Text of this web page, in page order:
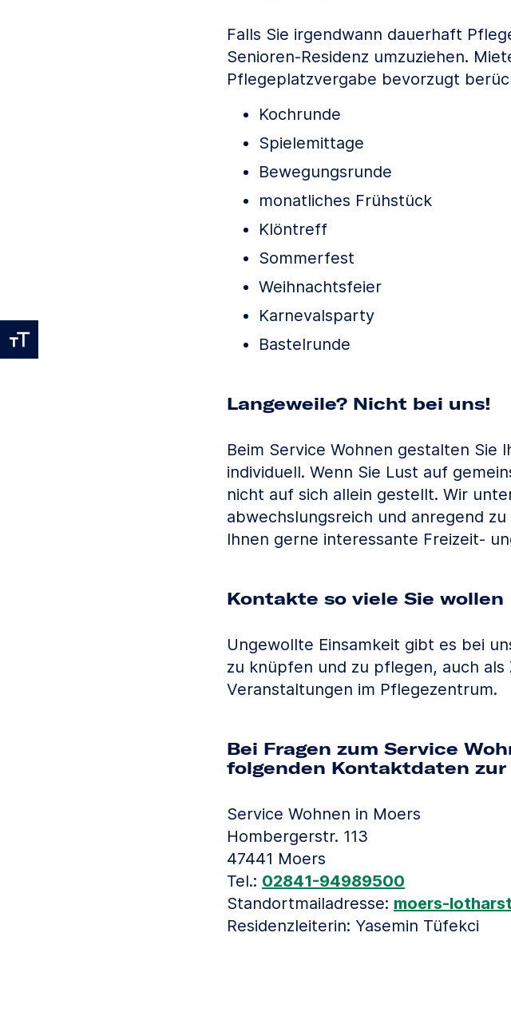
Falls Sie irgendwann dauerhaft
Senioren-Residenz umzuziehen.
Pflegeplatzvergabe bevorzugt
Kochrunde
Spielemittage
Bewegungsrunde
monatliches Frühstück
Klöntreff
Sommerfest
Weihnachtsfeier
Karnevalsparty
Bastelrunde
Langeweile? Nicht bei uns!
Beim Service Wohnen gestalten
individuell. Wenn Sie Lust auf
nicht auf sich allein gestellt. Wir
abwechslungsreich und anregend
Ihnen gerne interessante Freizeit-
Kontakte so viele Sie wollen
Ungewollte Einsamkeit gibt es bei
zu knüpfen und zu pflegen, auch
Veranstaltungen im Pflegezentrum.
Bei Fragen zum Service
folgenden Kontaktdaten zur
Service Wohnen in Moers
Hombergerstr. 113
47441 Moers
Tel.: 02841-94989500
Standortmailadresse: moers-
Residenzleiterin: Yasemin Tüfekci